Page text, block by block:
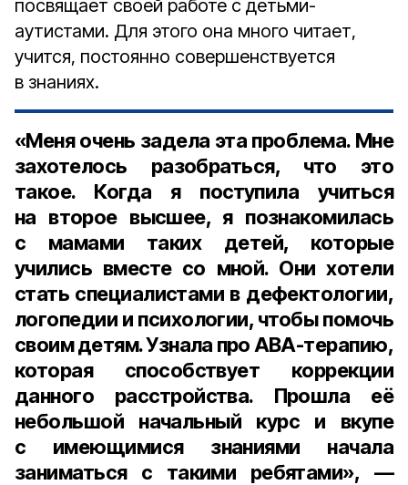
посвящает своей работе с детьми-
аутистами. Для этого она много читает,
учится, постоянно совершенствуется
в знаниях.
«Меня очень задела эта проблема. Мне
захотелось разобраться, что это
такое. Когда я поступила учиться
на второе высшее, я познакомилась
с мамами таких детей, которые
учились вместе со мной. Они хотели
стать специалистами в дефектологии,
логопедии и психологии, чтобы помочь
своим детям. Узнала про ABA-терапию,
которая способствует коррекции
данного расстройства. Прошла её
небольшой начальный курс и вкупе
с имеющимися знаниями начала
заниматься с такими ребятами», —